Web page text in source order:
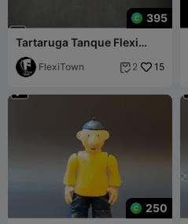
395
Tartaruga Tanque Flexi
Impressa no Lugar
FlexiTown  2 15
250